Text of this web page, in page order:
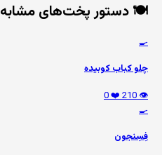
🍽️ دستور پخت‌های مشابه
🍳
چلو کباب کوبیده
👁️ 210
❤️ 0
🍳
فِسِنجون